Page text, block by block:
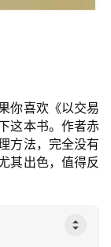
你喜欢《以交易
这本书。作者赤
方法，完全没有
其出色，值得反